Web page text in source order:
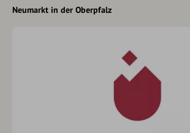
Neumarkt in der Oberpfalz